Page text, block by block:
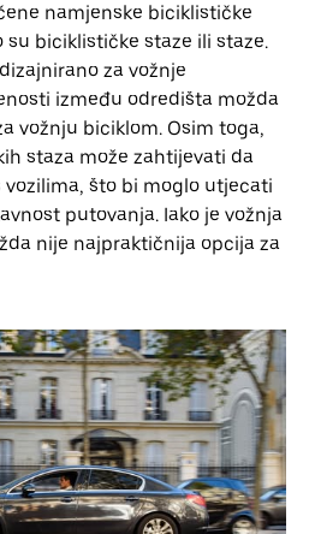
namjenske biciklističke
biciklističke staze ili staze.
za vožnje
između odredišta možda
vožnju biciklom. Osim toga,
staza može zahtijevati da
što bi moglo utjecati
putovanja. Iako je vožnja
nije najpraktičnija opcija za